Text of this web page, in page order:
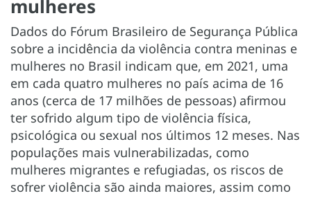
mulheres
Dados do Fórum Brasileiro de Segurança Pública
sobre a incidência da violência contra meninas e
mulheres no Brasil indicam que, em 2021, uma
em cada quatro mulheres no país acima de 16
anos (cerca de 17 milhões de pessoas) afirmou
ter sofrido algum tipo de violência física,
psicológica ou sexual nos últimos 12 meses. Nas
populações mais vulnerabilizadas, como
mulheres migrantes e refugiadas, os riscos de
sofrer violência são ainda maiores, assim como